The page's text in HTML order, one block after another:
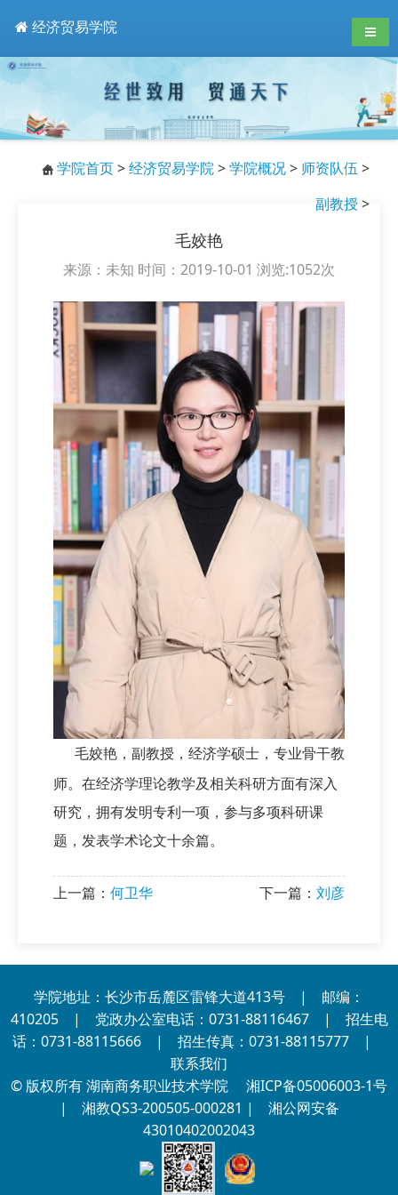
经济贸易学院 导航
学院首页>经济贸易学院>学院概况> 师资队伍 >
副教授>
毛姣艳
来源：未知 时间：2019-10-01 浏览:1052次
毛姣艳，副教授，经济学硕士，专业骨干教
师。在经济学理论教学及相关科研方面有深入
研究，拥有发明专利一项，参与多项科研课
题，发表学术论文十余篇。
上一篇： 何卫华 下一篇： 刘彦
学院地址：长沙市岳麓区雷锋大道413号 | 邮编：
410205 | 党政办公室电话：0731-88116467 | 招生电
话：0731-88115666 | 招生传真：0731-88115777 |
联系我们
© 版权所有 湖南商务职业技术学院
湘ICP备05006003-1号
| 湘教QS3-200505-000281 | 湘公网安备
43010402002043